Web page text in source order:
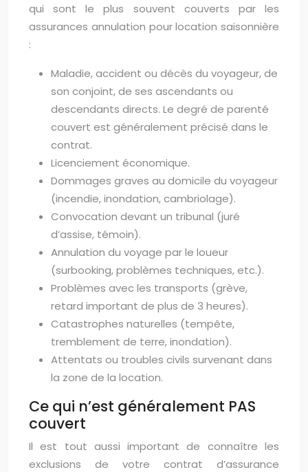
qui sont le plus souvent couverts par les
assurances annulation pour location saisonnière
:
Maladie, accident ou décès du voyageur, de
son conjoint, de ses ascendants ou
descendants directs. Le degré de parenté
couvert est généralement précisé dans le
contrat.
Licenciement économique.
Dommages graves au domicile du voyageur
(incendie, inondation, cambriolage).
Convocation devant un tribunal (juré
d’assise, témoin).
Annulation du voyage par le loueur
(surbooking, problèmes techniques, etc.).
Problèmes avec les transports (grève,
retard important de plus de 3 heures).
Catastrophes naturelles (tempête,
tremblement de terre, inondation).
Attentats ou troubles civils survenant dans
la zone de la location.
Ce qui n’est généralement PAS
couvert
Il est tout aussi important de connaître les
exclusions de votre contrat d’assurance